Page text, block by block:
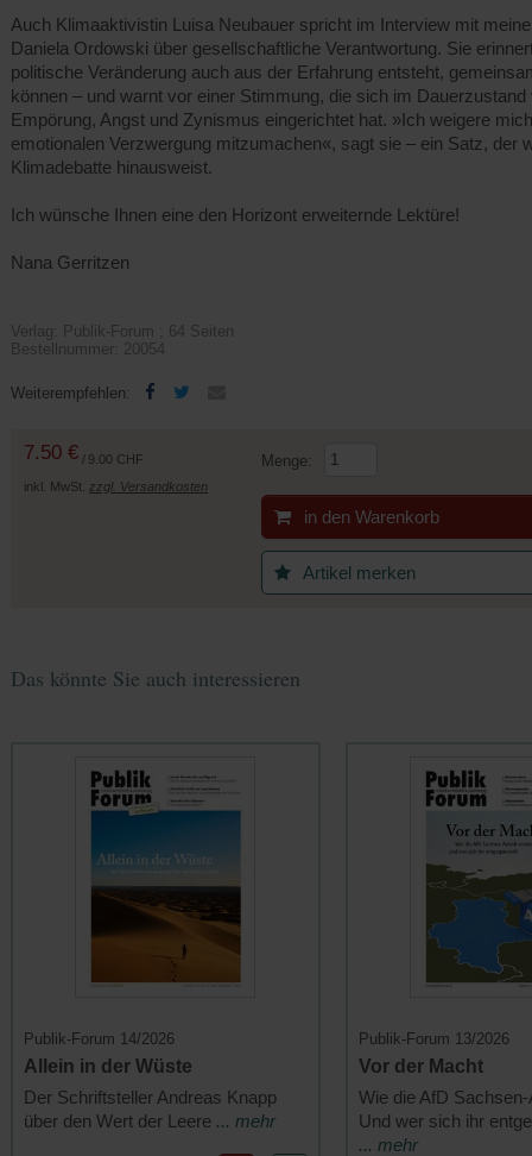
Auch Klimaaktivistin Luisa Neubauer spricht im Interview mit
Daniela Ordowski über gesellschaftliche Verantwortung. Sie
politische Veränderung auch aus der Erfahrung entsteht,
können – und warnt vor einer Stimmung, die sich im Dauerzustand
Empörung, Angst und Zynismus eingerichtet hat. »Ich weigere
emotionalen Verzwergung mitzumachen«, sagt sie – ein Satz, der
Klimadebatte hinausweist.
Ich wünsche Ihnen eine den Horizont erweiternde Lektüre!
Nana Gerritzen
Verlag: Publik-Forum ; 64 Seiten
Bestellnummer: 20054
Weiterempfehlen:
(Öffnet
7.50 € / 9.00 CHF
inkl. MwSt. zzgl. Versandkosten
Menge:
in den Warenkorb
Artikel merken
Das könnte Sie auch interessieren
Publik-Forum 14/2026
Allein in der Wüste
Der Schriftsteller Andreas Knapp
über den Wert der Leere ... mehr
Publik-Forum 13/2026
Vor der Macht
Wie die AfD
Und wer sich ihr
... mehr